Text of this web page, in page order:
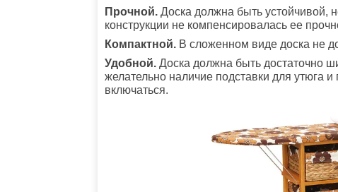
Прочной. Доска должна быть устойчивой,
конструкции не компенсировалась ее
Компактной. В сложенном виде доска не
Удобной. Доска должна быть достаточно
желательно наличие подставки для утюга
включаться.